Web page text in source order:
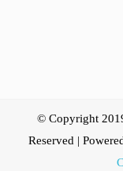
© Copyright
Reserved |